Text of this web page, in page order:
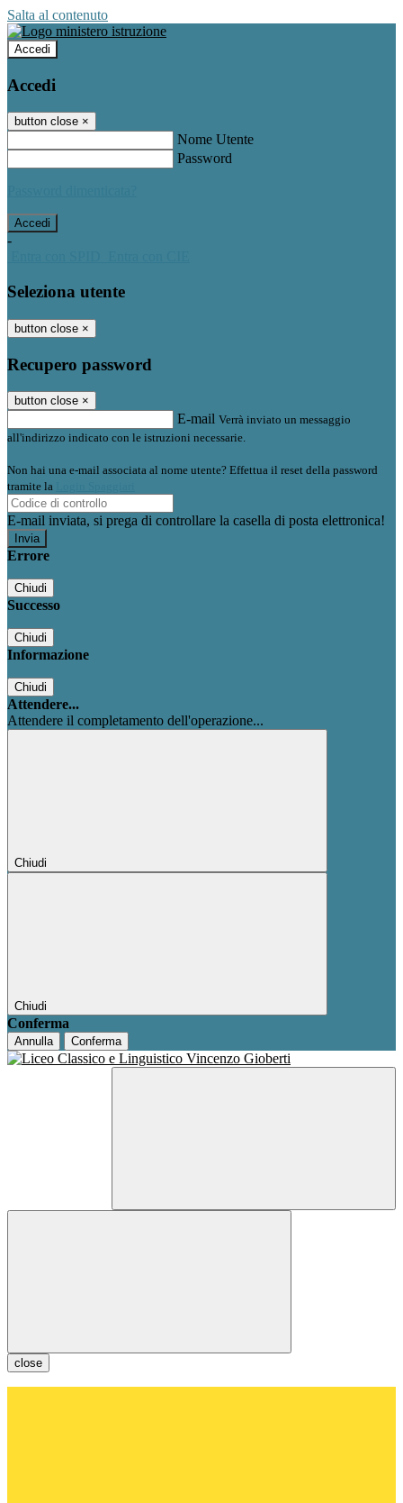
Salta al contenuto
Accedi
Accedi
button close ×
Nome Utente
Password
-
Seleziona utente
button close ×
Recupero password
button close ×
E-mail Verrà inviato un messaggio
all'indirizzo indicato con le istruzioni necessarie.
Non hai una e-mail associata al nome utente? Effettua il reset della password
tramite la
E-mail inviata, si prega di controllare la casella di posta elettronica!
Errore
Chiudi
Successo
Chiudi
Informazione
Chiudi
Attendere...
Attendere il completamento dell'operazione...
Chiudi
Chiudi
Conferma
Annulla Conferma
close